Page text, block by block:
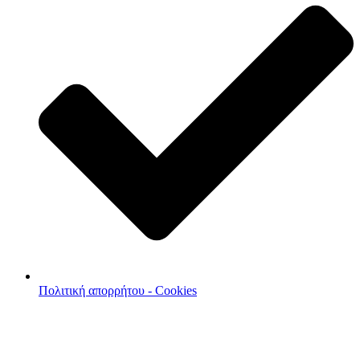
Πολιτική απορρήτου - Cookies